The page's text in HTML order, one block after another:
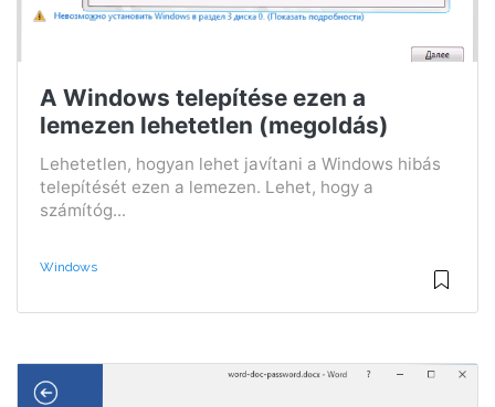
A Windows telepítése ezen a
lemezen lehetetlen (megoldás)
Lehetetlen, hogyan lehet javítani a Windows hibás
telepítését ezen a lemezen. Lehet, hogy a
számítóg...
Windows